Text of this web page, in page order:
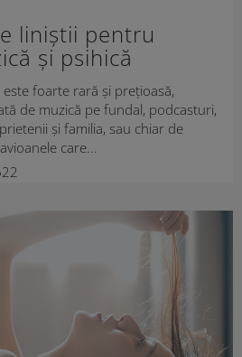
liniștii pentru
și psihică
este foarte rară și prețioasă,
de muzică pe fundal, podcasturi,
și familia, sau chiar de
care...